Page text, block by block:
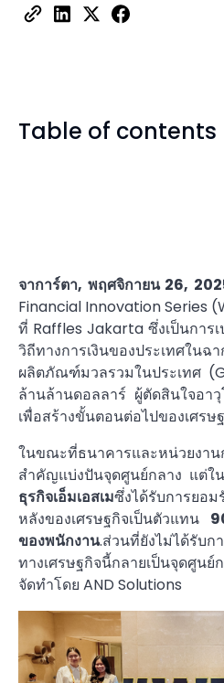
Table of contents
จาการ์ตา, พฤศจิกายน 26,
Financial Innovation Series
ที่ Raffles Jakarta ซึ่งเป็นการ
วิถีทางการเงินของประเทศในฉ
ผลิตภัณฑ์มวลรวมในประเทศ
ล้านล้านดอลลาร์ ผู้ตัดสินใจอ
เพื่อสร้างขั้นตอนต่อไปของเศรษ
ในขณะที่ธนาคารและหน่วยง
สำคัญแบ่งปันจุดศูนย์กลาง แต่ใ
ธุรกิจเอ็มเอสเมซึ่งได้รับการยอ
หลังของเศรษฐกิจเป็นตัวแทน
ของพนักงาน.ส่วนที่ยังไม่ได้รับ
ทางเศรษฐกิจนี้กลายเป็นจุดศูนย์
จัดทำโดย AND Solutions